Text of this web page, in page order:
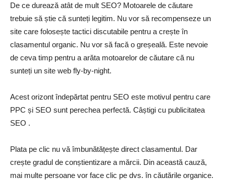
De ce durează atât de mult SEO? Motoarele de căutare
trebuie să știe că sunteți legitim. Nu vor să recompenseze un
site care folosește tactici discutabile pentru a crește în
clasamentul organic. Nu vor să facă o greșeală. Este nevoie
de ceva timp pentru a arăta motoarelor de căutare că nu
sunteți un site web fly-by-night.
Acest orizont îndepărtat pentru SEO este motivul pentru care
PPC și SEO sunt perechea perfectă. Câștigi cu publicitatea
SEO .
Plata pe clic nu vă îmbunătățește direct clasamentul. Dar
crește gradul de conștientizare a mărcii. Din această cauză,
mai multe persoane vor face clic pe dvs. în căutările organice.